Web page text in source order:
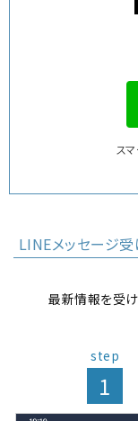
ス
LINEメッセージ
最新情報を受
step
1